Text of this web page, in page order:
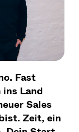
Fast
Land
Sales
Zeit, ein